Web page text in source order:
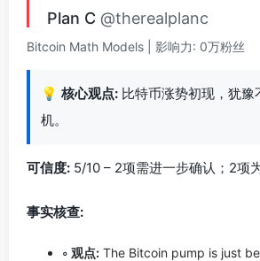
Plan C @therealplanc
Bitcoin Math Models | 影响力: 0万粉丝
💡 核心观点: 比特币涨势初现，犹豫
机。
可信度: 5/10 – 2项需进一步确认；2项
事实核查:
◦ 观点: The Bitcoin pump is just